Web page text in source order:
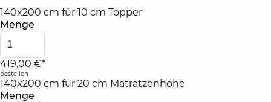
140x200 cm für 10 cm Topper
Menge
419,00 €*
bestellen
140x200 cm für 20 cm Matratzenhöhe
Menge